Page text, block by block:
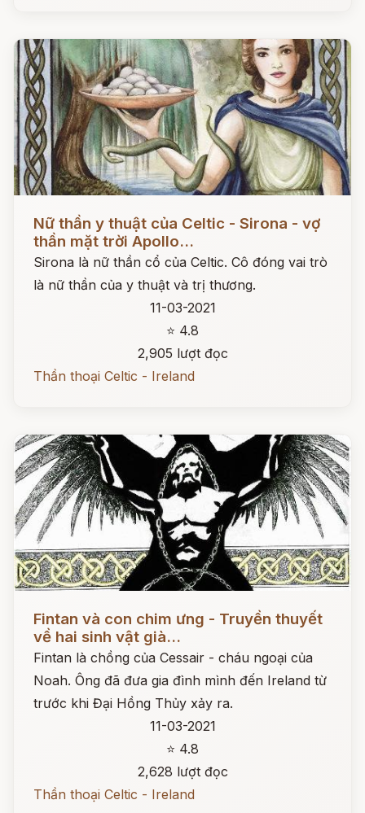
Nữ thần y thuật của Celtic - Sirona - vợ
thần mặt trời Apollo...
Sirona là nữ thần cổ của Celtic. Cô đóng vai trò
là nữ thần của y thuật và trị thương.
11-03-2021
⭐ 4.8
2,905 lượt đọc
Thần thoại Celtic - Ireland
Fintan và con chim ưng - Truyền thuyết
về hai sinh vật già...
Fintan là chồng của Cessair - cháu ngoại của
Noah. Ông đã đưa gia đình mình đến Ireland từ
trước khi Đại Hồng Thủy xảy ra.
11-03-2021
⭐ 4.8
2,628 lượt đọc
Thần thoại Celtic - Ireland